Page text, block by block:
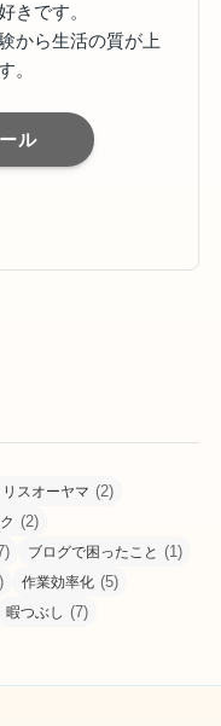
きです。
から生活の質が上
。
ル
リスオーヤマ (2)
(2)
ブログで困ったこと (1)
作業効率化 (5)
暇つぶし (7)